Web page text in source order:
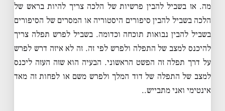
מה. אז בשביל להבין פרשיות של הלכה צריך להיות בראש של
הלכה בשביל להבין סיפורים היסטוריה או המסרים של הסיפורים
בשביל להבין נבואות תוכחה וכדומה. בשביל לפרש תפלה צריך
להיכנס למצב של התפלה ולפרש לפי זה. זה לא איזה דרש לפרש
על דרך תפלה זה הפשט הראשוני. הבעיה הוא שזה העזה ליכנס
למצב של התפלה של דוד המלך ולפרש משם או לפחות זה מאד
אינטימי ואני מתבייש..